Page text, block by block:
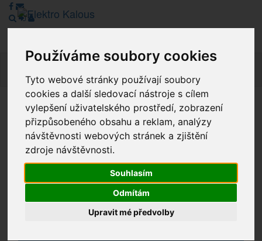
Používáme soubory cookies
Tyto webové stránky používají soubory
cookies a další sledovací nástroje s cílem
vylepšení uživatelského prostředí, zobrazení
přizpůsobeného obsahu a reklam, analýzy
návštěvnosti webových stránek a zjištění
zdroje návštěvnosti.
Souhlasím
Odmítám
Upravit mé předvolby
Vážení zákazníci, v tuto chvíli je Náš internetový obchod v
režimu Katalogu. Objednávky on-line nyní nelze vyřídit.
Děkujeme za pochopení.
Výprodej